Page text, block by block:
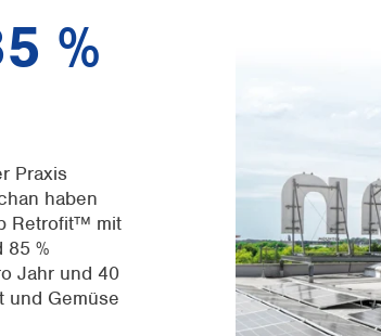
%
Praxis
haben
Retrofit™ mit
85 %
Jahr und 40
und Gemüse